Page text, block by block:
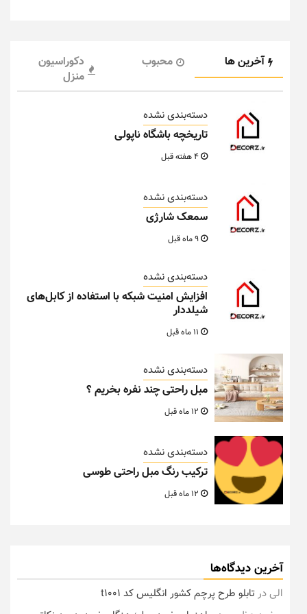
آخرین ها محبوب
دکوراسیون
منزل
دسته‌بندی نشده
تاریخچه باشگاه ناپولی
دسته‌بندی نشده
سمعک شارژی
دسته‌بندی نشده
افزایش امنیت شبکه با استفاده از کابل‌های
شیلددار
دسته‌بندی نشده
مبل راحتی چند نفره بخریم ؟
دسته‌بندی نشده
ترکیب رنگ مبل راحتی طوسی
آخرین دیدگاه‌ها
الیدرتابلو طرح پرچم کشور انگلیس کد t1001